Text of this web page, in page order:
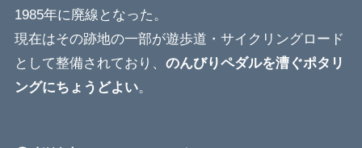
1985年に廃線となった。
現在はその跡地の一部が遊歩道・サイクリングロード
として整備されており、 のんびりペダルを漕ぐポタリ
ングにちょうどよい。